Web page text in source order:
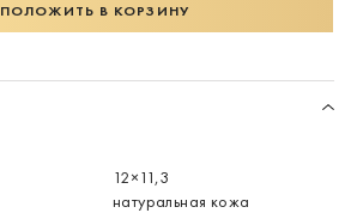
ПОЛОЖИТЬ В КОРЗИНУ
12×11,3
натуральная кожа